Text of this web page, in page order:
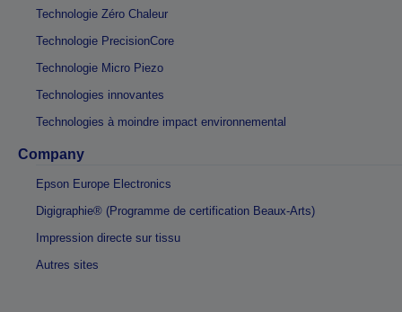
Technologie Zéro Chaleur
Technologie PrecisionCore
Technologie Micro Piezo
Technologies innovantes
Technologies à moindre impact environnemental
Company
Epson Europe Electronics
Digigraphie® (Programme de certification Beaux-Arts)
Impression directe sur tissu
Autres sites